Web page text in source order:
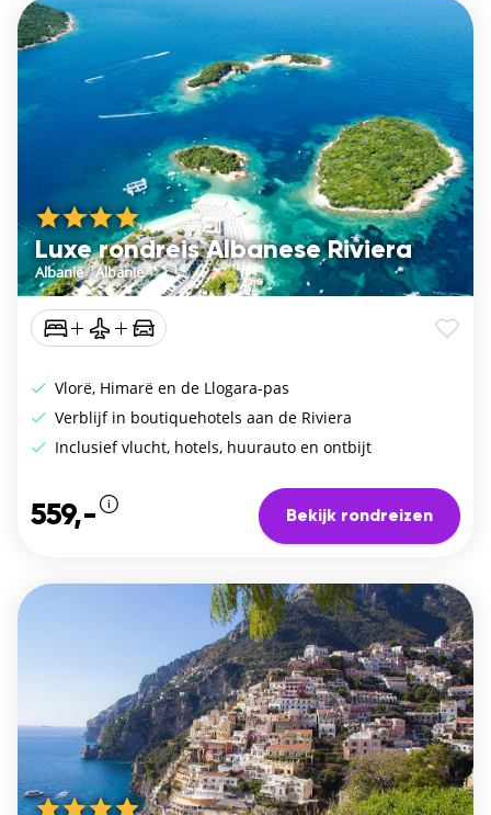
Luxe rondreis Albanese Riviera
Albanië/Albanië
Vlorë, Himarë en de Llogara-pas
Verblijf in boutiquehotels aan de Riviera
Inclusief vlucht, hotels, huurauto en ontbijt
559,- Bekijk rondreizen